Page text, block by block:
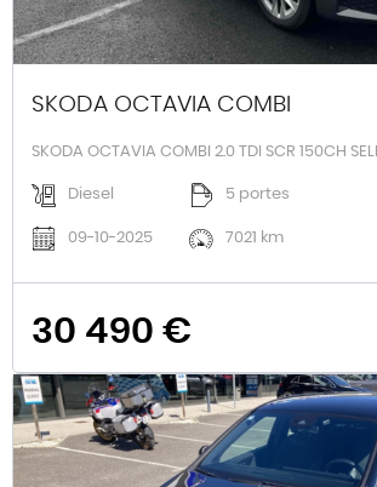
SKODA OCTAVIA COMBI
SKODA OCTAVIA COMBI 2.0 TDI SCR 150CH
Diesel 5 portes
09-10-2025 7021 km
30 490 €